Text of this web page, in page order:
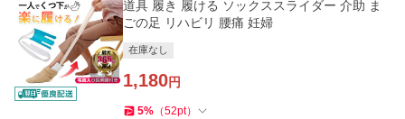
道具 履き 履ける ソックススライダー 介助 ま
ごの足 リハビリ 腰痛 妊婦
在庫なし
1,180円
5% （52pt）